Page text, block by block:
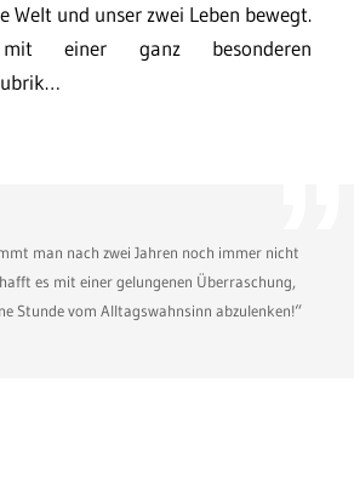
Welt und unser zwei Leben bewegt.
einer ganz besonderen
man nach zwei Jahren noch immer nicht
es mit einer gelungenen Überraschung,
Stunde vom Alltagswahnsinn abzulenken!“